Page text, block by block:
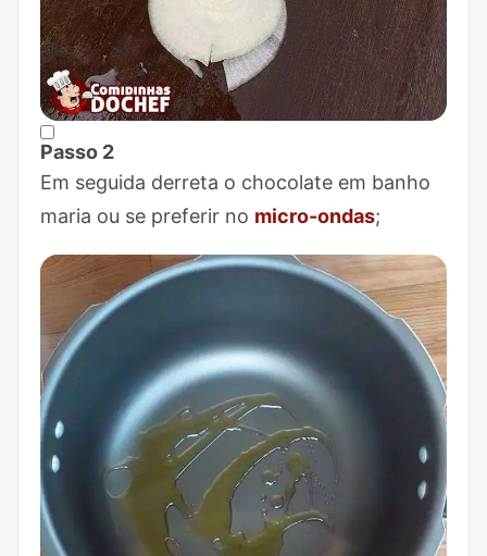
Passo 2
Marcar Passo 2 como concluído
Em seguida derreta o chocolate em banho
maria ou se preferir no micro-ondas;